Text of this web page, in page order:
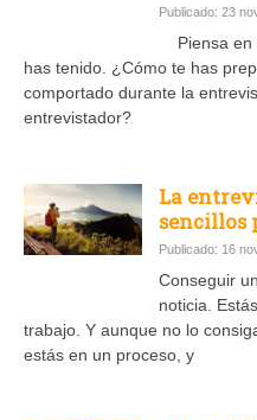
Publicado: 23
Piensa en
has tenido. ¿Cómo te has
comportado durante la
entrevistador?
La
sencillos
Publicado: 16
Conseguir
noticia.
trabajo. Y aunque no lo
estás en un proceso, y